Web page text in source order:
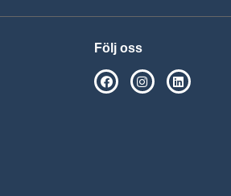
Följ oss
SPSM på Facebook
SPSM på